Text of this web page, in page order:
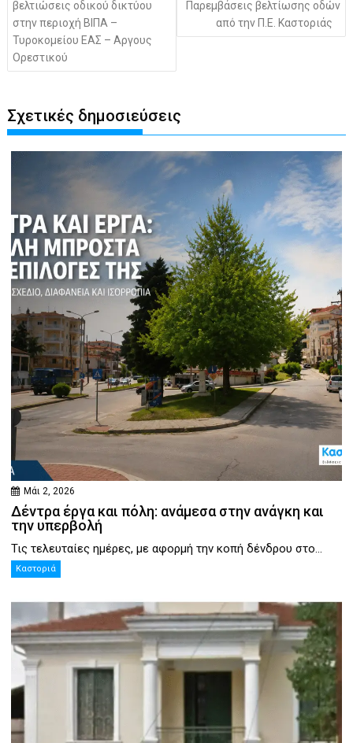
βελτιώσεις οδικού δικτύου
στην περιοχή ΒΙΠΑ –
Τυροκομείου ΕΑΣ – Αργους
Ορεστικού
Παρεμβάσεις βελτίωσης οδών
από την Π.Ε. Καστοριάς
Σχετικές δημοσιεύσεις
Μάι 2, 2026
Δέντρα έργα και πόλη: ανάμεσα στην ανάγκη και
την υπερβολή
Τις τελευταίες ημέρες, με αφορμή την κοπή δένδρου στο...
Καστοριά